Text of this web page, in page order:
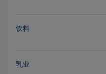
饮料
乳业